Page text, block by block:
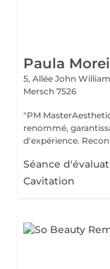
Paula
5, Allée John
Mersch 7526
"PM
renommé,
Séance
Cavitation